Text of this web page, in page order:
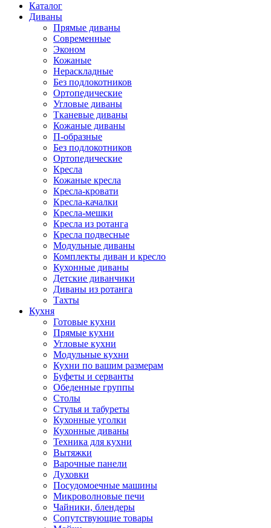
Каталог
Диваны
Прямые диваны
Современные
Эконом
Кожаные
Нераскладные
Без подлокотников
Ортопедические
Угловые диваны
Тканевые диваны
Кожаные диваны
П-образные
Без подлокотников
Ортопедические
Кресла
Кожаные кресла
Кресла-кровати
Кресла-качалки
Кресла-мешки
Кресла из ротанга
Кресла подвесные
Модульные диваны
Комплекты диван и кресло
Кухонные диваны
Детские диванчики
Диваны из ротанга
Тахты
Кухня
Готовые кухни
Прямые кухни
Угловые кухни
Модульные кухни
Кухни по вашим размерам
Буфеты и серванты
Обеденные группы
Столы
Стулья и табуреты
Кухонные уголки
Кухонные диваны
Техника для кухни
Вытяжки
Варочные панели
Духовки
Посудомоечные машины
Микроволновые печи
Чайники, блендеры
Сопутствующие товары